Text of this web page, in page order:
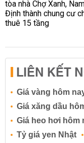
LIÊN KẾT
Giá vàng hôm
Giá xăng dầu
Giá heo hơi hôm
Tỷ giá yen Nhật